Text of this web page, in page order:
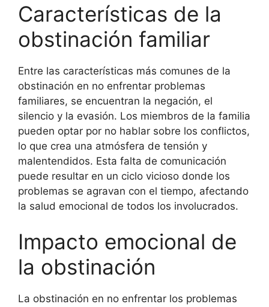
Características de la
obstinación familiar
Entre las características más comunes de la
obstinación en no enfrentar problemas
familiares, se encuentran la negación, el
silencio y la evasión. Los miembros de la familia
pueden optar por no hablar sobre los conflictos,
lo que crea una atmósfera de tensión y
malentendidos. Esta falta de comunicación
puede resultar en un ciclo vicioso donde los
problemas se agravan con el tiempo, afectando
la salud emocional de todos los involucrados.
Impacto emocional de
la obstinación
La obstinación en no enfrentar los problemas